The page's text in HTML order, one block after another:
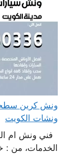
ونشات الكويت
فني ونش ام
الخدمات، من :